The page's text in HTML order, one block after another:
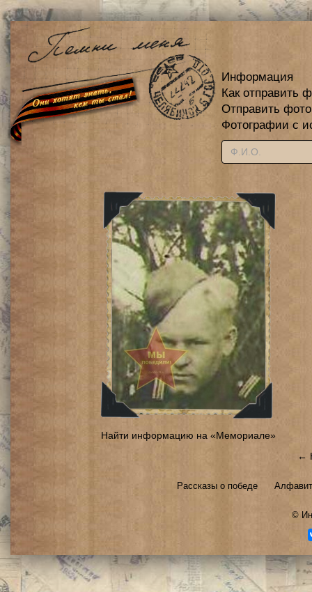
Информация
Как отправить
Отправить
Фотографии с
Найти информацию на «Мемориале»
←
Рассказы о победе
©